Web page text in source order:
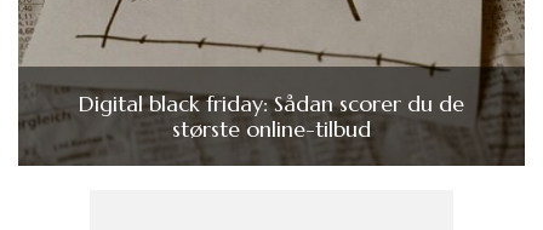
Digital black friday: Sådan scorer du de
største online-tilbud